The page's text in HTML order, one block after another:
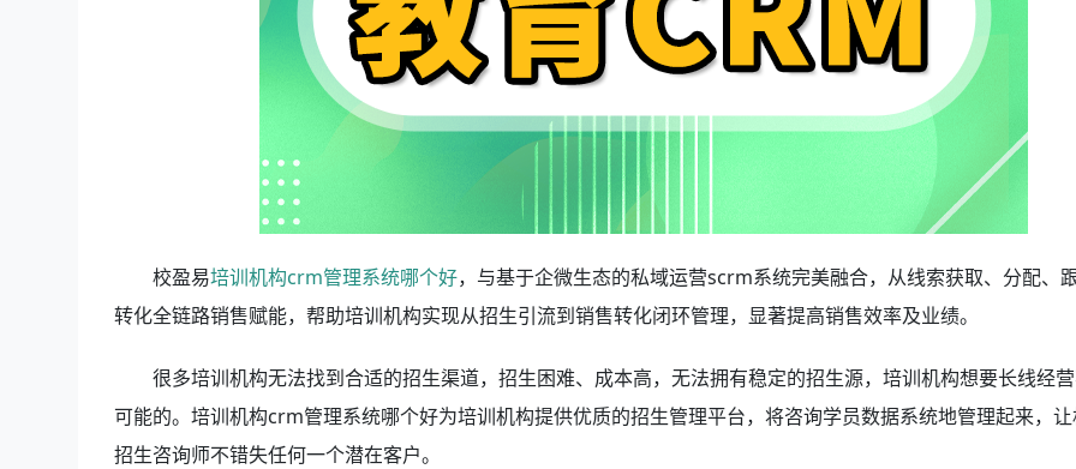
校盈易培训机构crm管理系统哪个好，与基于企微生态的私域运营scrm系统完美融合，从线索获取、分配、跟
转化全链路销售赋能，帮助培训机构实现从招生引流到销售转化闭环管理，显著提高销售效率及业绩。
很多培训机构无法找到合适的招生渠道，招生困难、成本高，无法拥有稳定的招生源，培训机构想要长线经
可能的。培训机构crm管理系统哪个好为培训机构提供优质的招生管理平台，将咨询学员数据系统地管理起来，
招生咨询师不错失任何一个潜在客户。